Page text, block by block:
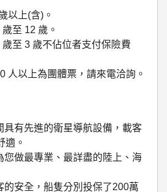
以上(含)。
至 12 歲。
至 3 歲不佔位者支付保險費
人以上為團體票，請來電洽詢。
具有先進的衛星導航設備，載客
適。
您做最專業、最詳盡的陸上、海
的安全，船隻分別投保了200萬